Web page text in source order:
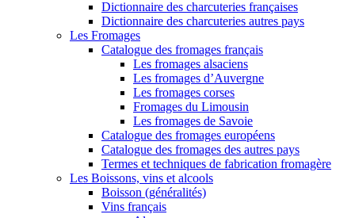
Dictionnaire des charcuteries françaises
Dictionnaire des charcuteries autres pays
Les Fromages
Catalogue des fromages français
Les fromages alsaciens
Les fromages d’Auvergne
Les fromages corses
Fromages du Limousin
Les fromages de Savoie
Catalogue des fromages européens
Catalogue des fromages des autres pays
Termes et techniques de fabrication fromagère
Les Boissons, vins et alcools
Boisson (généralités)
Vins français